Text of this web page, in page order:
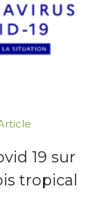
19 sur
tropical